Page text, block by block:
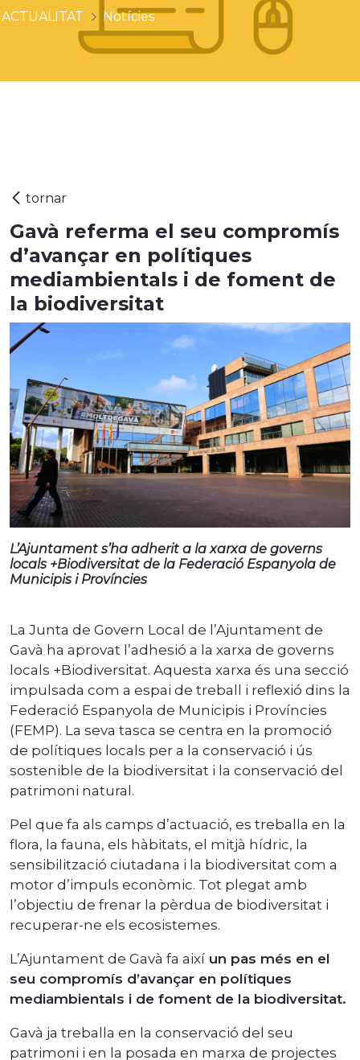
ACTUALITAT Notícies
Gavà referma el seu compromís
d’avançar en polítiques
mediambientals i de foment de
la biodiversitat
L’Ajuntament s’ha adherit a la xarxa de governs
locals +Biodiversitat de la Federació Espanyola de
Municipis i Províncies
La Junta de Govern Local de l’Ajuntament de
Gavà ha aprovat l’adhesió a la xarxa de governs
locals +Biodiversitat. Aquesta xarxa és una secció
impulsada com a espai de treball i reflexió dins la
Federació Espanyola de Municipis i Províncies
(FEMP). La seva tasca se centra en la promoció
de polítiques locals per a la conservació i ús
sostenible de la biodiversitat i la conservació del
patrimoni natural.
Pel que fa als camps d’actuació, es treballa en la
flora, la fauna, els hàbitats, el mitjà hídric, la
sensibilització ciutadana i la biodiversitat com a
motor d’impuls econòmic. Tot plegat amb
l’objectiu de frenar la pèrdua de biodiversitat i
recuperar-ne els ecosistemes.
L’Ajuntament de Gavà fa així un pas més en el
seu compromís d’avançar en polítiques
mediambientals i de foment de la biodiversitat.
Gavà ja treballa en la conservació del seu
patrimoni i en la posada en marxa de projectes